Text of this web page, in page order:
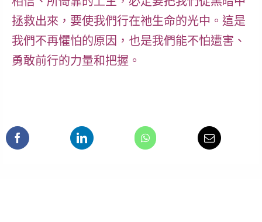
拯救出來，要使我們行在祂生命的光中。這是
我們不再懼怕的原因，也是我們能不怕遭害、
勇敢前行的力量和把握。